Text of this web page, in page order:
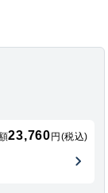
23,760 円(税込)